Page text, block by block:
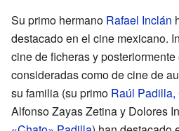
Su primo hermano Rafael Inclán
destacado en el cine mexicano.
cine de ficheras y
consideradas como de cine de
su familia (su primo Raúl Padilla,
Alfonso Zayas Zetina y Dolores